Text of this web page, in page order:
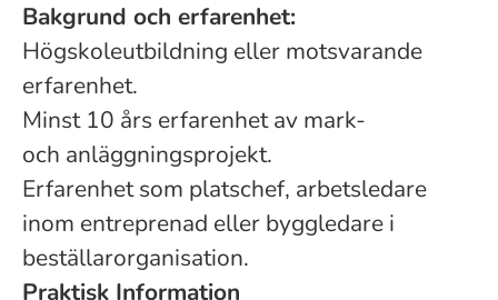
Bakgrund och erfarenhet:
Högskoleutbildning eller motsvarande
erfarenhet.
Minst 10 års erfarenhet av mark-
och anläggningsprojekt.
Erfarenhet som platschef, arbetsledare
inom entreprenad eller byggledare i
beställarorganisation.
Praktisk Information